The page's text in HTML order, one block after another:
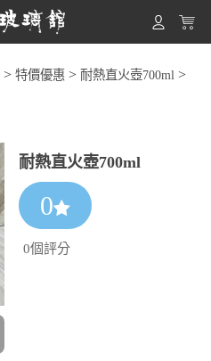
>特價優惠 >耐熱直火壺700ml >
耐熱直火壺700ml
0
0個評分